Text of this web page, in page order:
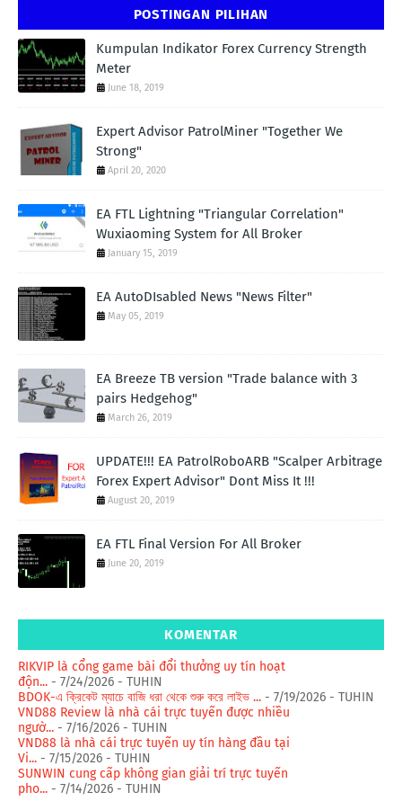
POSTINGAN PILIHAN
Kumpulan Indikator Forex Currency Strength
Meter
June 18, 2019
Expert Advisor PatrolMiner "Together We
Strong"
April 20, 2020
EA FTL Lightning "Triangular Correlation"
Wuxiaoming System for All Broker
January 15, 2019
EA AutoDIsabled News "News Filter"
May 05, 2019
EA Breeze TB version "Trade balance with 3
pairs Hedgehog"
March 26, 2019
UPDATE!!! EA PatrolRoboARB "Scalper Arbitrage
Forex Expert Advisor" Dont Miss It !!!
August 20, 2019
EA FTL Final Version For All Broker
June 20, 2019
KOMENTAR
RIKVIP là cổng game bài đổi thưởng uy tín hoạt
độn... - 7/24/2026 - TUHIN
BDOK-এ ক্রিকেট ম্যাচে বাজি ধরা থেকে শুরু করে লাইভ ... - 7/19/2026 - TUHIN
VND88 Review là nhà cái trực tuyến được nhiều
ngườ... - 7/16/2026 - TUHIN
VND88 là nhà cái trực tuyến uy tín hàng đầu tại
Vi... - 7/15/2026 - TUHIN
SUNWIN cung cấp không gian giải trí trực tuyến
pho... - 7/14/2026 - TUHIN